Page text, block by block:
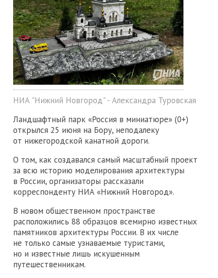
НИА "Нижний Новгород" - Александра Туровская
Ландшафтный парк «Россия в миниатюре» (0+)
открылся 25 июня на Бору, неподалеку
от нижегородской канатной дороги.
О том, как создавался самый масштабный проект
за всю историю моделирования архитектуры
в России, организаторы рассказали
корреспонденту НИА «Нижний Новгород».
В новом общественном пространстве
расположились 88 образцов всемирно известных
памятников архитектуры России. В их числе
не только самые узнаваемые туристами,
но и известные лишь искушенным
путешественникам.